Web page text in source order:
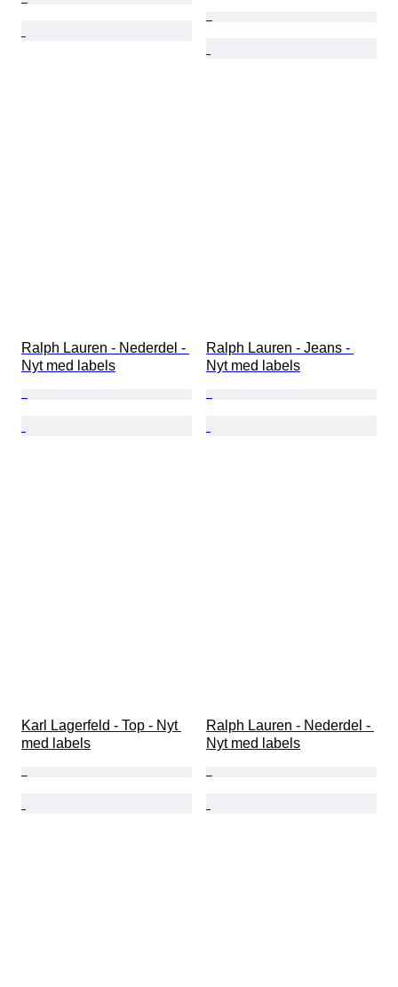
Ralph Lauren - Nederdel -
Nyt med labels
Ralph Lauren - Jeans -
Nyt med labels
Karl Lagerfeld - Top - Nyt
med labels
Ralph Lauren - Nederdel -
Nyt med labels